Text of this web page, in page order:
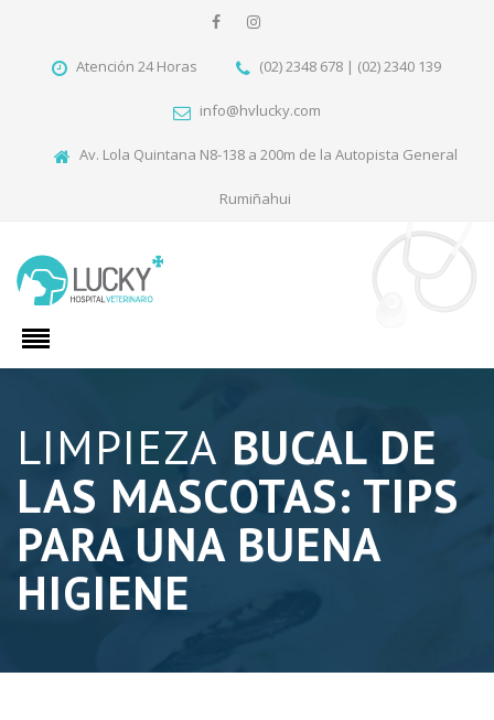
Atención 24 Horas (02) 2348 678 | (02) 2340 139
info@hvlucky.com
Av. Lola Quintana N8-138 a 200m de la Autopista General
Rumiñahui
LIMPIEZA BUCAL DE
LAS MASCOTAS: TIPS
PARA UNA BUENA
HIGIENE